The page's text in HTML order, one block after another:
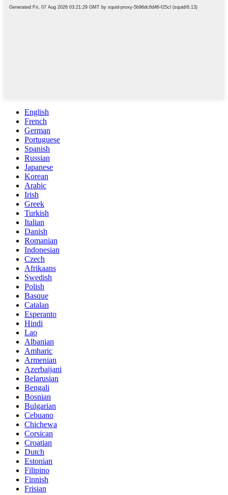
English
French
German
Portuguese
Spanish
Russian
Japanese
Korean
Arabic
Irish
Greek
Turkish
Italian
Danish
Romanian
Indonesian
Czech
Afrikaans
Swedish
Polish
Basque
Catalan
Esperanto
Hindi
Lao
Albanian
Amharic
Armenian
Azerbaijani
Belarusian
Bengali
Bosnian
Bulgarian
Cebuano
Chichewa
Corsican
Croatian
Dutch
Estonian
Filipino
Finnish
Frisian